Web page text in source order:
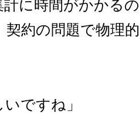
計に時間がかかる
約の問題で物理
ですね」